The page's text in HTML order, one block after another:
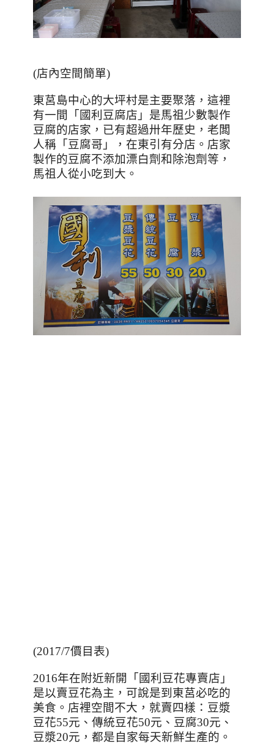
(店內空間簡單)
東莒島中心的大坪村是主要聚落，這裡
有一間「國利豆腐店」是馬祖少數製作
豆腐的店家，已有超過卅年歷史，老闆
人稱「豆腐哥」，在東引有分店。店家
製作的豆腐不添加漂白劑和除泡劑等，
馬祖人從小吃到大。
(2017/7價目表)
2016年在附近新開「國利豆花專賣店」
是以賣豆花為主，可說是到東莒必吃的
美食。店裡空間不大，就賣四樣：豆漿
豆花55元、傳統豆花50元、豆腐30元、
豆漿20元，都是自家每天新鮮生產的。